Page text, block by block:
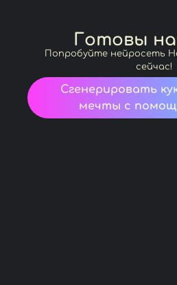
Готовы
Попробуйте нейросеть
сейчас!
Сгенерировать
мечты с